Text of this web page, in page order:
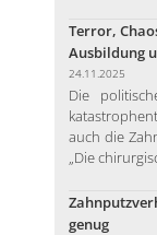
Terror,
Ausbildung
24.11.2025
Die
auch die
„Die
genug